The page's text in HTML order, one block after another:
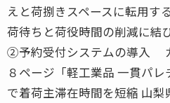
えと荷捌きスペースに転用す
荷待ちと荷役時間の削減に結
②予約受付システムの導入
８ページ「軽工業品 一貫パ
で着荷主滞在時間を短縮 山梨